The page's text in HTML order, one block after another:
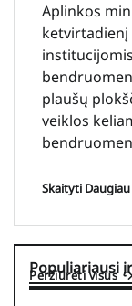
Aplinkos
plaušų
veiklos
Skaityti Daugiau
Populiariausi
Peržiūrėti visus